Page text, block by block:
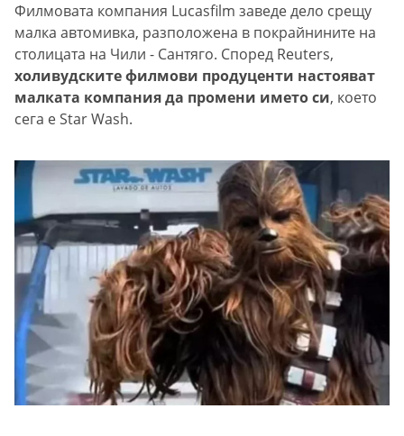
Филмовата компания Lucasfilm заведе дело срещу
малка автомивка, разположена в покрайнините на
столицата на Чили - Сантяго. Според Reuters,
холивудските филмови продуценти настояват
малката компания да промени името си, което
сега е Star Wash.